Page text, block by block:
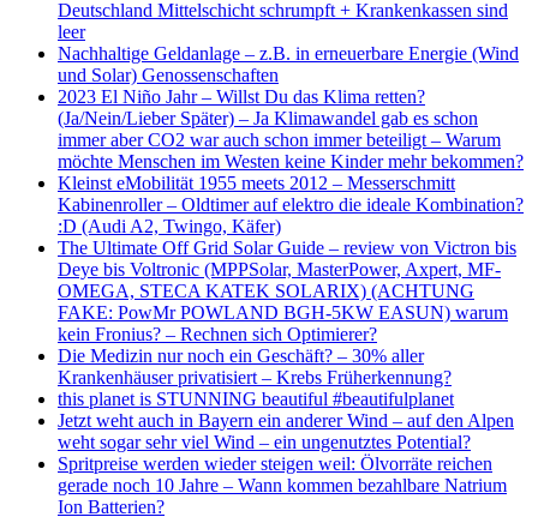
Deutschland Mittelschicht schrumpft + Krankenkassen sind
leer
Nachhaltige Geldanlage – z.B. in erneuerbare Energie (Wind
und Solar) Genossenschaften
2023 El Niño Jahr – Willst Du das Klima retten?
(Ja/Nein/Lieber Später) – Ja Klimawandel gab es schon
immer aber CO2 war auch schon immer beteiligt – Warum
möchte Menschen im Westen keine Kinder mehr bekommen?
Kleinst eMobilität 1955 meets 2012 – Messerschmitt
Kabinenroller – Oldtimer auf elektro die ideale Kombination?
:D (Audi A2, Twingo, Käfer)
The Ultimate Off Grid Solar Guide – review von Victron bis
Deye bis Voltronic (MPPSolar, MasterPower, Axpert, MF-
OMEGA, STECA KATEK SOLARIX) (ACHTUNG
FAKE: PowMr POWLAND BGH-5KW EASUN) warum
kein Fronius? – Rechnen sich Optimierer?
Die Medizin nur noch ein Geschäft? – 30% aller
Krankenhäuser privatisiert – Krebs Früherkennung?
this planet is STUNNING beautiful #beautifulplanet
Jetzt weht auch in Bayern ein anderer Wind – auf den Alpen
weht sogar sehr viel Wind – ein ungenutztes Potential?
Spritpreise werden wieder steigen weil: Ölvorräte reichen
gerade noch 10 Jahre – Wann kommen bezahlbare Natrium
Ion Batterien?